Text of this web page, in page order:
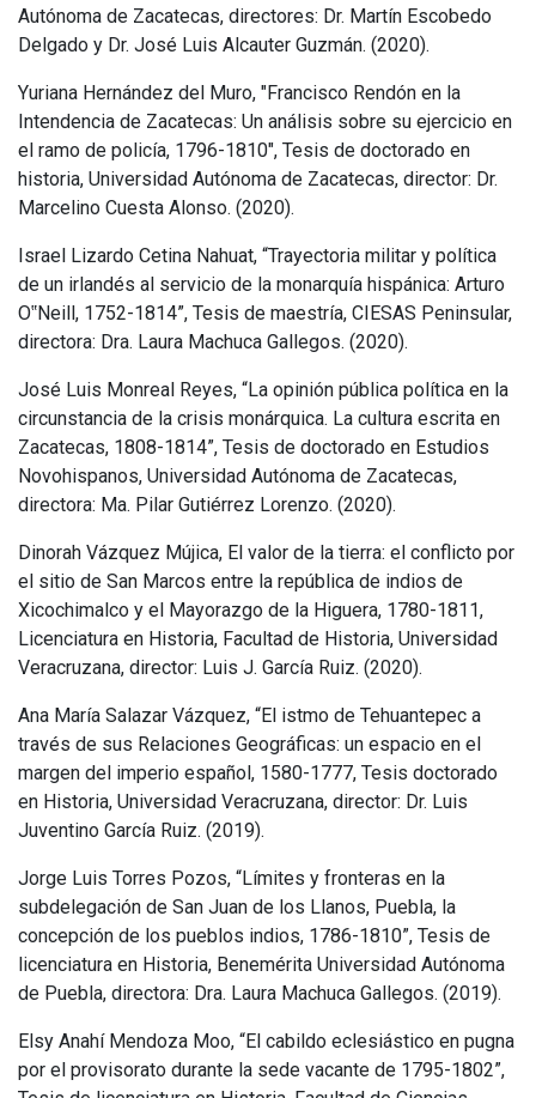
Autónoma de Zacatecas, directores: Dr. Martín Escobedo
Delgado y Dr. José Luis Alcauter Guzmán. (2020).
Yuriana Hernández del Muro, "Francisco Rendón en la
Intendencia de Zacatecas: Un análisis sobre su ejercicio en
el ramo de policía, 1796-1810", Tesis de doctorado en
historia, Universidad Autónoma de Zacatecas, director: Dr.
Marcelino Cuesta Alonso. (2020).
Israel Lizardo Cetina Nahuat, “Trayectoria militar y política
de un irlandés al servicio de la monarquía hispánica: Arturo
O‟Neill, 1752-1814”, Tesis de maestría, CIESAS Peninsular,
directora: Dra. Laura Machuca Gallegos. (2020).
José Luis Monreal Reyes, “La opinión pública política en la
circunstancia de la crisis monárquica. La cultura escrita en
Zacatecas, 1808-1814”, Tesis de doctorado en Estudios
Novohispanos, Universidad Autónoma de Zacatecas,
directora: Ma. Pilar Gutiérrez Lorenzo. (2020).
Dinorah Vázquez Mújica, El valor de la tierra: el conflicto por
el sitio de San Marcos entre la república de indios de
Xicochimalco y el Mayorazgo de la Higuera, 1780-1811,
Licenciatura en Historia, Facultad de Historia, Universidad
Veracruzana, director: Luis J. García Ruiz. (2020).
Ana María Salazar Vázquez, “El istmo de Tehuantepec a
través de sus Relaciones Geográficas: un espacio en el
margen del imperio español, 1580-1777, Tesis doctorado
en Historia, Universidad Veracruzana, director: Dr. Luis
Juventino García Ruiz. (2019).
Jorge Luis Torres Pozos, “Límites y fronteras en la
subdelegación de San Juan de los Llanos, Puebla, la
concepción de los pueblos indios, 1786-1810”, Tesis de
licenciatura en Historia, Benemérita Universidad Autónoma
de Puebla, directora: Dra. Laura Machuca Gallegos. (2019).
Elsy Anahí Mendoza Moo, “El cabildo eclesiástico en pugna
por el provisorato durante la sede vacante de 1795-1802”,